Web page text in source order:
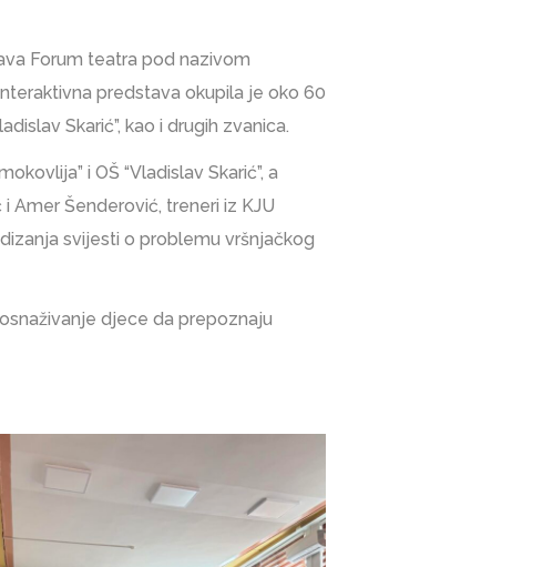
Forum teatra pod nazivom
predstava okupila je oko 60
Skarić”, kao i drugih zvanica.
i OŠ “Vladislav Skarić”, a
Amer Šenderović, treneri iz KJU
svijesti o problemu vršnjačkog
djece da prepoznaju